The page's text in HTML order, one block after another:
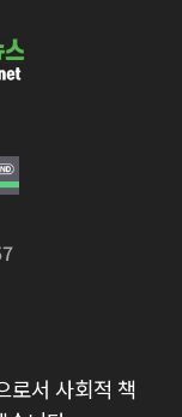
로서 사회적 책